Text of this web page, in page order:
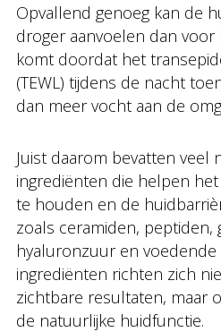
Opvallend genoeg kan de
droger aanvoelen dan voor
komt doordat het
(TEWL) tijdens de nacht
dan meer vocht aan de
Juist daarom bevatten veel
ingrediënten die helpen
te houden en de
zoals ceramiden, peptiden,
hyaluronzuur en voedende
ingrediënten richten zich
zichtbare resultaten, maar
de natuurlijke huidfunctie.